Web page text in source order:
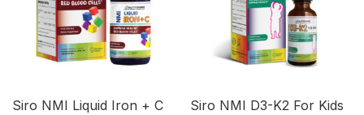
Siro NMI Liquid Iron + C
Siro NMI D3-K2 For Kids